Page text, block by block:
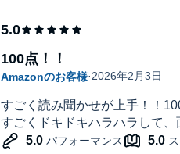
すごく読み聞かせが上手！！
すごくドキドキハラハラして
100点！！